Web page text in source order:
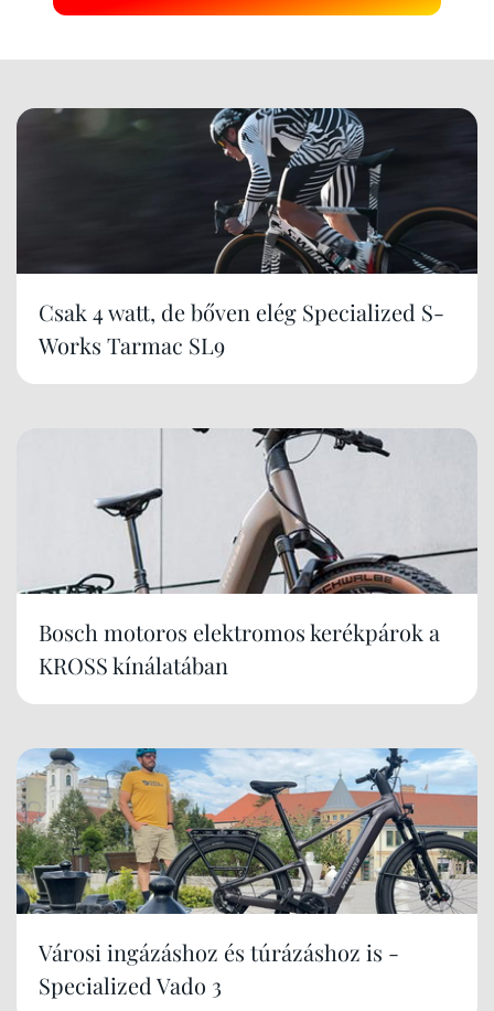
Csak 4 watt, de bőven elég Specialized S-
Works Tarmac SL9
Bosch motoros elektromos kerékpárok a
KROSS kínálatában
Városi ingázáshoz és túrázáshoz is -
Specialized Vado 3